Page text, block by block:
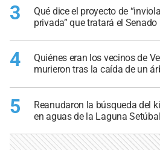
3
Qué dice el proyecto de
privada” que tratará el Senado
4
Quiénes eran los vecinos de
murieron tras la caída de un
5
Reanudaron la búsqueda del
en aguas de la Laguna Setúbal